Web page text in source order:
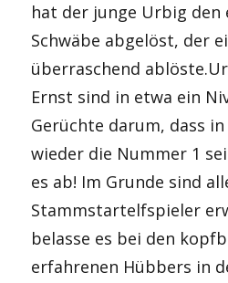
hat der junge Urbig den
Schwäbe abgelöst, der
überraschend
Ernst sind in etwa ein
Gerüchte darum, dass
wieder die Nummer 1
es ab! Im Grunde sind
Stammstartelfspieler
belasse es bei den
erfahrenen Hübbers in